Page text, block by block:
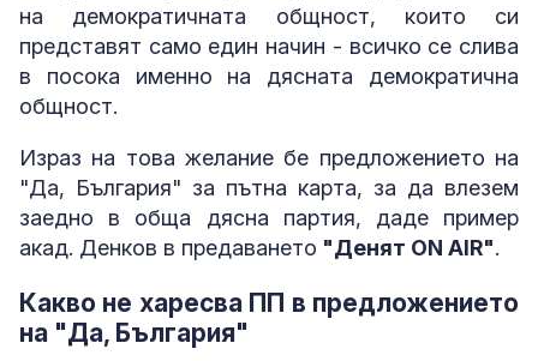
на демократичната общност, които си
представят само един начин - всичко се слива
в посока именно на дясната демократична
общност.
Израз на това желание бе предложението на
"Да, България" за пътна карта, за да влезем
заедно в обща дясна партия, даде пример
акад. Денков в предаването "Денят ON AIR".
Какво не харесва ПП в предложението
на "Да, България"